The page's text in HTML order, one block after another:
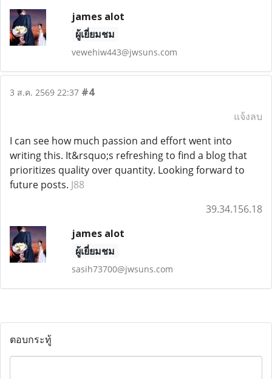
james alot
ผู้เยี่ยมชม
vewehiw443@jwsuns.com
3 ส.ค. 2569 22:37 #4
แจ้งลบ
I can see how much passion and effort went into
writing this. It&rsquo;s refreshing to find a blog that
prioritizes quality over quantity. Looking forward to
future posts. J88
39.34.156.18
james alot
ผู้เยี่ยมชม
sasih73700@jwsuns.com
ตอบกระทู้